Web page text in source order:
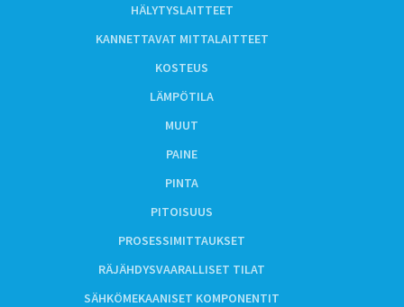
HÄLYTYSLAITTEET
KANNETTAVAT MITTALAITTEET
KOSTEUS
LÄMPÖTILA
MUUT
PAINE
PINTA
PITOISUUS
PROSESSIMITTAUKSET
RÄJÄHDYSVAARALLISET TILAT
SÄHKÖMEKAANISET KOMPONENTIT